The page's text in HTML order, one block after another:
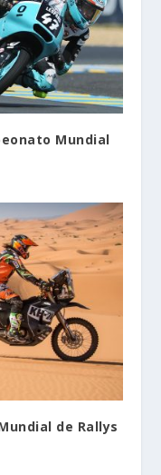
Mundial
de Rallys